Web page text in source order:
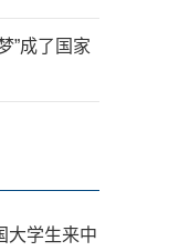
”成了国家
大学生来中